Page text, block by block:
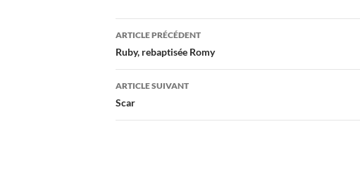
Navigation
des
articles
ARTICLE PRÉCÉDENT
Ruby, rebaptisée Romy
ARTICLE SUIVANT
Scar